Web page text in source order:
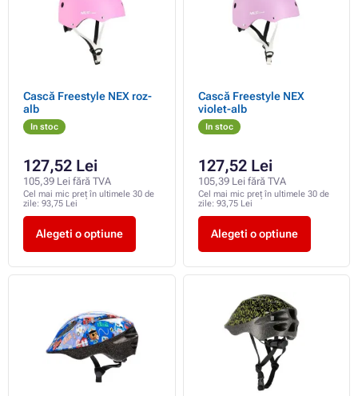
Cască Freestyle NEX roz-
alb
In stoc
127,52 Lei
105,39 Lei fără TVA
Cel mai mic preț în ultimele 30 de
zile: 93,75 Lei
Alegeti o optiune
Cască Freestyle NEX
violet-alb
In stoc
127,52 Lei
105,39 Lei fără TVA
Cel mai mic preț în ultimele 30 de
zile: 93,75 Lei
Alegeti o optiune